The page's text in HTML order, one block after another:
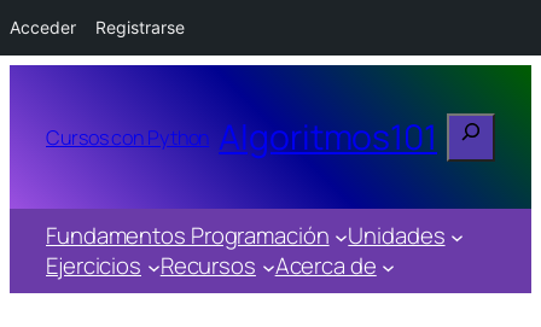
Acceder Registrarse
Cursos con Python Algoritmos101 Buscar
Fundamentos Programación
Unidades
Ejercicios
Recursos Acerca de